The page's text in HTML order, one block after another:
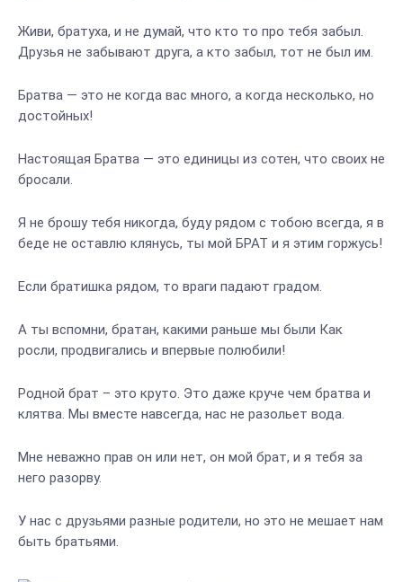
Живи, братуха, и не думай, что кто то про тебя забыл.
Друзья не забывают друга, а кто забыл, тот не был им.
Братва — это не когда вас много, а когда несколько, но
достойных!
Настоящая Братва — это единицы из сотен, что своих не
бросали.
Я не брошу тебя никогда, буду рядом с тобою всегда, я в
беде не оставлю клянусь, ты мой БРАТ и я этим горжусь!
Если братишка рядом, то враги падают градом.
А ты вспомни, братан, какими раньше мы были Как
росли, продвигались и впервые полюбили!
Родной брат – это круто. Это даже круче чем братва и
клятва. Мы вместе навсегда, нас не разольет вода.
Мне неважно прав он или нет, он мой брат, и я тебя за
него разорву.
У нас с друзьями разные родители, но это не мешает нам
быть братьями.